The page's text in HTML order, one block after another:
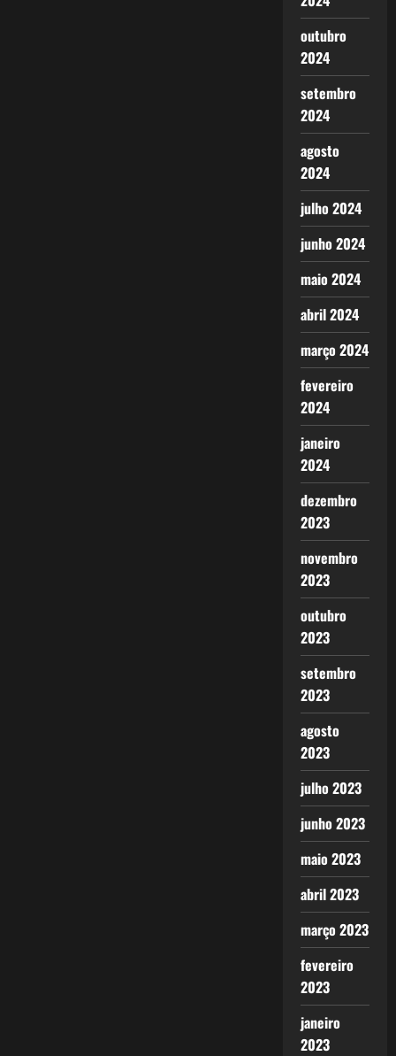
outubro
2024
setembro
2024
agosto
2024
julho 2024
junho 2024
maio 2024
abril 2024
março 2024
fevereiro
2024
janeiro
2024
dezembro
2023
novembro
2023
outubro
2023
setembro
2023
agosto
2023
julho 2023
junho 2023
maio 2023
abril 2023
março 2023
fevereiro
2023
janeiro
2023